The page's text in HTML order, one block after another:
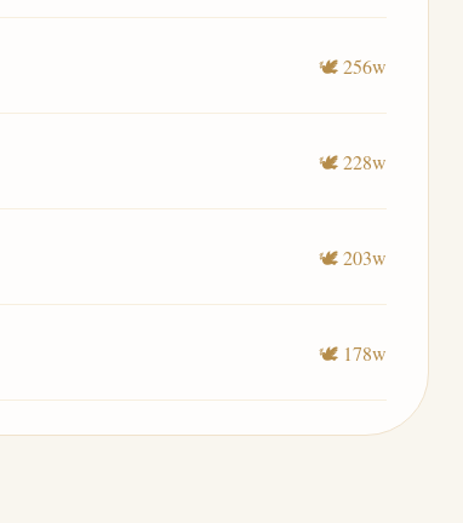
🕊️ 256w
🕊️ 228w
🕊️ 203w
🕊️ 178w